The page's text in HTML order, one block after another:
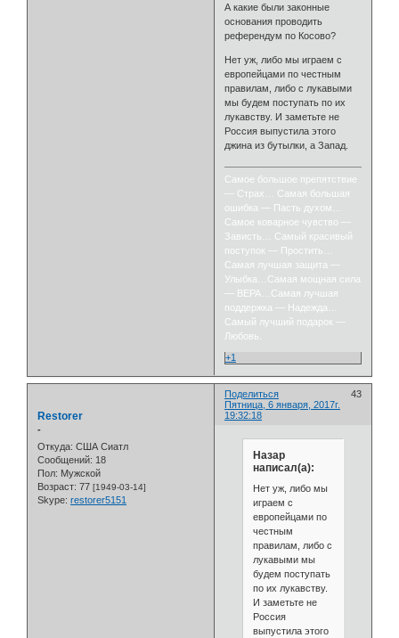
А какие были законные
основания проводить
референдум по Косово?
Нет уж, либо мы играем с
европейцами по честным
правилам, либо с лукавыми
мы будем поступать по их
лукавству. И заметьте не
Россия выпустила этого
джина из бутылки, а Запад.
Самое большое препятствие
— Страх… Самая большая
ошибка — Пасть духом…
Самое коварное чувство —
Зависть… Самый красивый
поступок — Простить…
Самая лучшая защита —
Улыбка…Самая мощная сила
— ВЕРА…Самая лучшая
поддержка — Надежда…
Самый лучший подарок —
Любовь.
+1
Поделиться
43
Пятница, 6 января, 2017г.
19:32:18
Restorer
-
Откуда: США Сиатл
Сообщений: 18
Пол: Мужской
Возраст: 77 [1949-03-14]
Skype: restorer5151
Назар
написал(а):
Нет уж, либо мы
играем с
европейцами по
честным
правилам, либо с
лукавыми мы
будем поступать
по их лукавству.
И заметьте не
Россия
выпустила этого